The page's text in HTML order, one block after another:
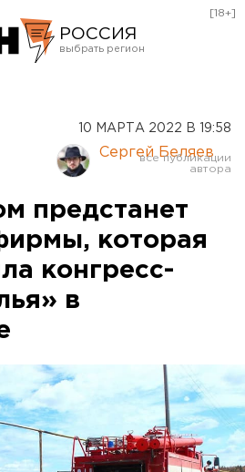
РОССИЯ
Курган
Оренбург
[18+]
10 МАРТА 2022 В 19:58
Сергей Беляев
предстанет
которая
конгресс-
в